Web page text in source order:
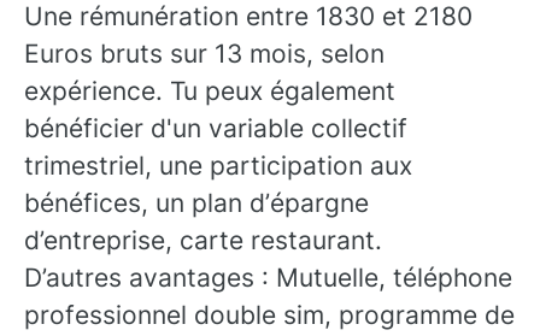
Une rémunération entre 1830 et 2180
Euros bruts sur 13 mois, selon
expérience. Tu peux également
bénéficier d'un variable collectif
trimestriel, une participation aux
bénéfices, un plan d’épargne
d’entreprise, carte restaurant.
D’autres avantages : Mutuelle, téléphone
professionnel double sim, programme de